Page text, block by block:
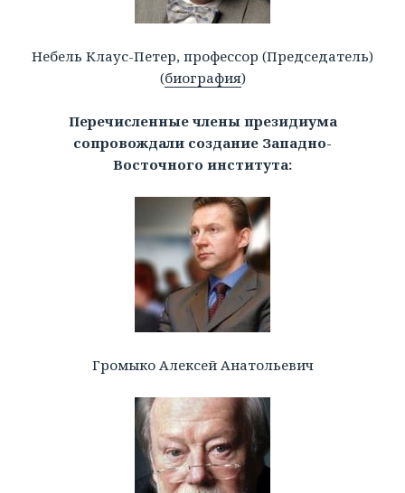
Небель Клаус-Петер, профессор (Председатель)
(биография)
Перечисленные члены президиума
сопровождали создание Западно-
Восточного института:
Громыко Алексей Анатольевич